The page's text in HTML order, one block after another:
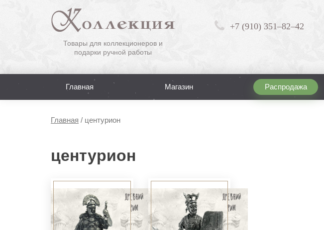
Товары для коллекционеров и
подарки ручной работы
+7 (910) 351–82–42
Главная Магазин Распродажа
Главная / центурион
центурион